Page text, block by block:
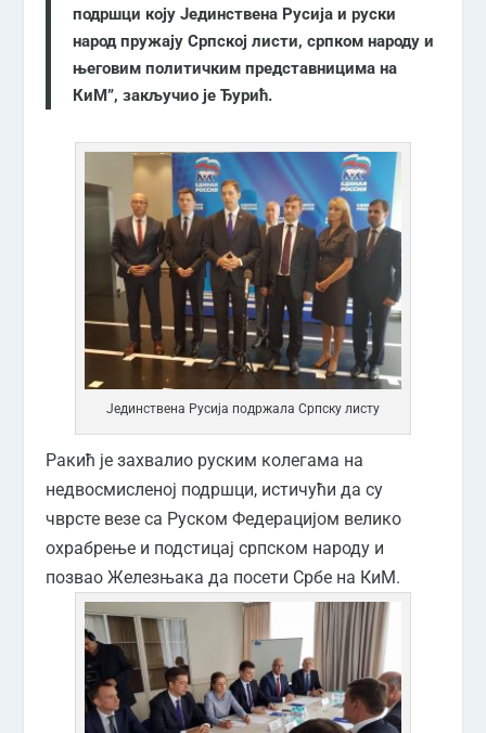
подршци коју Јединствена Русија и руски
народ пружају Српској листи, српком народу и
његовим политичким представницима на
КиМ”, закључио је Ђурић.
Јединствена Русија подржала Српску листу
Ракић је захвалио руским колегама на
недвосмисленој подршци, истичући да су
чврсте везе са Руском Федерацијом велико
охрабрење и подстицај српском народу и
позвао Железњака да посети Србе на КиМ.